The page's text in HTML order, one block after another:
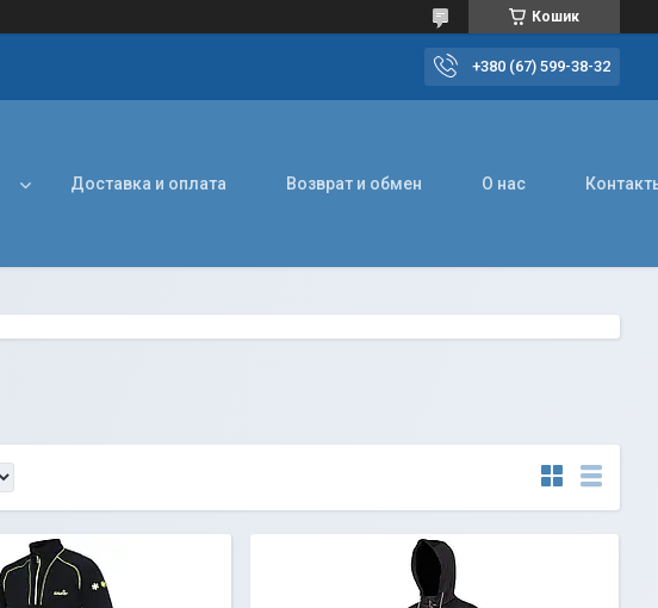
Кошик
+380 (67) 599-38-32
Доставка и оплата Возврат и обмен О нас